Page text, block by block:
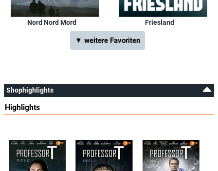
Nord Nord Mord Friesland
▼ weitere Favoriten
Shophighlights
Highlights